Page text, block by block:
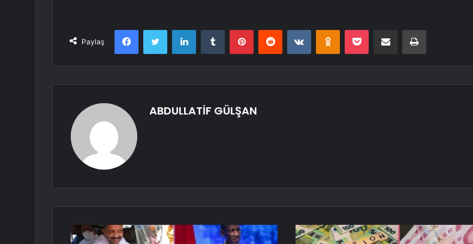
Paylaş
FacebookTwitter LinkedInTumblr PinterestReddit VKontakteOdnoklassniki
Pocket E-Posta ile paylaş Yazdır
ABDULLATİF GÜLŞAN